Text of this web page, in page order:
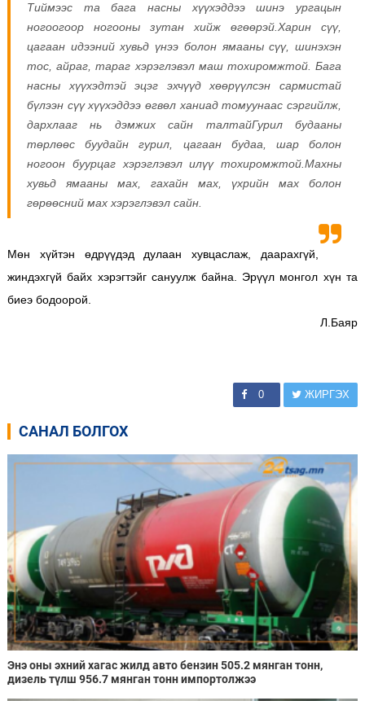
Тиймээс та бага насны хүүхэддээ шинэ ургацын
ногоогоор ногооны зутан хийж өгөөрэй.Харин сүү,
цагаан идээний хувьд үнээ болон ямааны сүү, шинэхэн
тос, айраг, тараг хэрэглэвэл маш тохиромжтой. Бага
насны хүүхэдтэй эцэг эхчүүд хөөрүүлсэн сармистай
бүлээн сүү хүүхэддээ өгвөл ханиад томуунаас сэргийлж,
дархлааг нь дэмжих сайн талтайГурил будааны
төрлөөс буудайн гурил, цагаан будаа, шар болон
ногоон буурцаг хэрэглэвэл илүү тохиромжтой.Махны
хувьд ямааны мах, гахайн мах, үхрийн мах болон
гөрөөсний мах хэрэглэвэл сайн.
Мөн хүйтэн өдрүүдэд дулаан хувцаслаж, даарахгүй,
жиндэхгүй байх хэрэгтэйг сануулж байна. Эрүүл монгол хүн та
биеэ бодоорой.
Л.Баяр
0 ЖИРГЭХ
САНАЛ БОЛГОХ
Энэ оны эхний хагас жилд авто бензин 505.2 мянган тонн,
дизель түлш 956.7 мянган тонн импортолжээ